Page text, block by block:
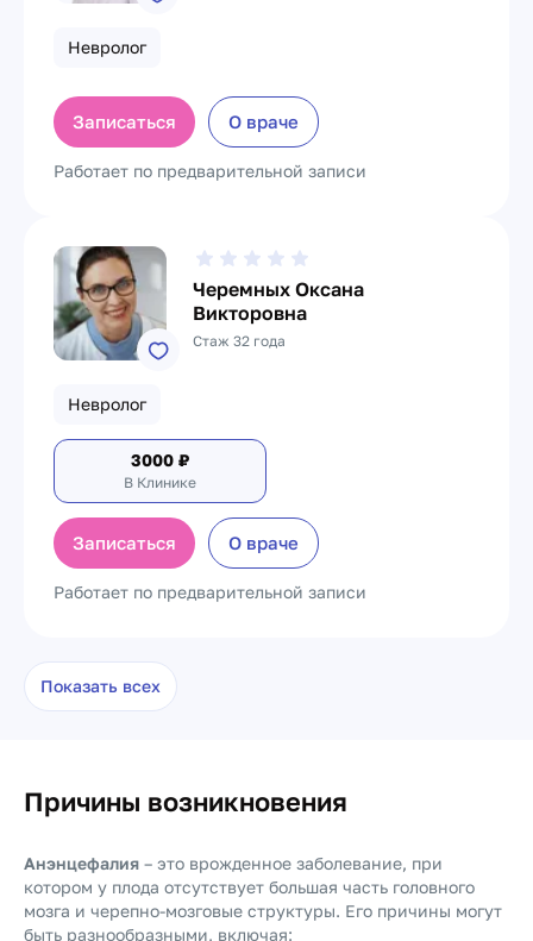
Невролог
Записаться О враче
Работает по предварительной записи
Черемных Оксана
Викторовна
Стаж 32 года
Невролог
3000 ₽
В Клинике
Записаться О враче
Работает по предварительной записи
Показать всех
Причины возникновения
Анэнцефалия – это врожденное заболевание, при
котором у плода отсутствует большая часть головного
мозга и черепно-мозговые структуры. Его причины могут
быть разнообразными, включая: